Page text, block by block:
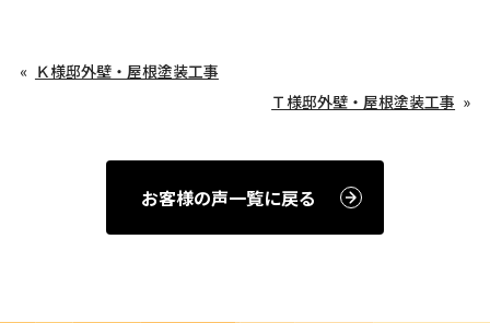
Ｋ様邸外壁・屋根塗装工事
Ｔ様邸外壁・屋根塗装工事
お客様の声一覧に戻る